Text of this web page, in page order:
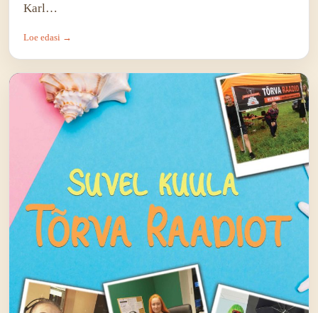
Karl…
Loe edasi →